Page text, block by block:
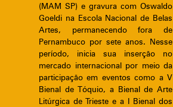
(MAM SP) e gravura com Oswaldo
Goeldi na Escola Nacional de Belas
Artes, permanecendo fora de
Pernambuco por sete anos. Nesse
período, inicia sua inserção no
mercado internacional por meio da
participação em eventos como a V
Bienal de Tóquio, a Bienal de Arte
Litúrgica de Trieste e a I Bienal dos